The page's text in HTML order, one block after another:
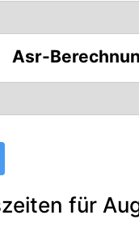
Asr-
für